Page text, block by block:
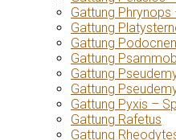
Gattung
Gattung
Gattung
Gattung
Gattung
Gattung
Gattung Pyxis –
Gattung Rafetus
Gattung